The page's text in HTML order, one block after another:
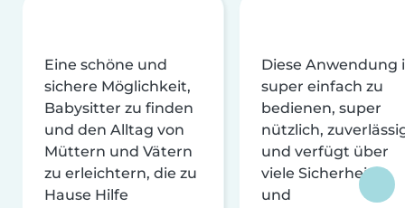
Eine schöne und
sichere Möglichkeit,
Babysitter zu finden
und den Alltag von
Müttern und Vätern
zu erleichtern, die zu
Hause Hilfe
Diese Anwendung
super einfach zu
bedienen, super
nützlich,
und verfügt über
viele Sicherheits-
und